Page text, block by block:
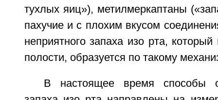
тухлых яиц»), метилмеркаптаны
пахучие и с плохим вкусом
неприятного запаха изо рта, который
полости, образуется по такому
В настоящее время способы